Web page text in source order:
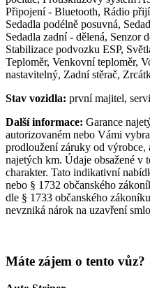
Připojení - Bluetooth, Rádio
Sedadla podélně posuvná,
Sedadla zadní - dělená, Senzor
Stabilizace podvozku ESP,
Teploměr, Venkovní teploměr,
nastavitelný, Zadní stěrač,
Stav vozidla: první majitel,
Další informace: Garance
autorizovaném nebo Vámi
prodloužení záruky od výrobce,
najetých km. Údaje obsažené
charakter. Tato indikativní
nebo § 1732 občanského
dle § 1733 občanského
nevzniká nárok na uzavření
Máte zájem o tento vůz?